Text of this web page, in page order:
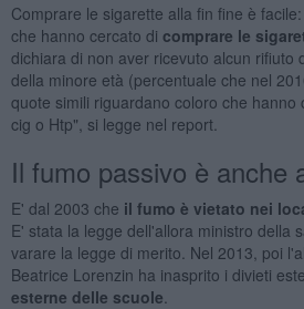
Comprare le sigarette alla fin fine è
che hanno cercato di comprare le
dichiara di non aver ricevuto alcun rifiuto
della minore età (percentuale che nel
quote simili riguardano coloro che hanno
cig o Htp", si legge nel report.
Il fumo passivo è anche
E' dal 2003 che il fumo è vietato nei
E' stata la legge dell'allora ministro della
varare la legge di merito. Nel 2013, poi
Beatrice Lorenzin ha inasprito i divieti
esterne delle scuole